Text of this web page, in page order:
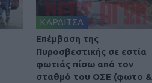
ΚΑΡΔΙΤΣΑ
Επέμβαση της
Πυροσβεστικής σε εστία
φωτιάς πίσω από τον
σταθμό του ΟΣΕ (φωτο &